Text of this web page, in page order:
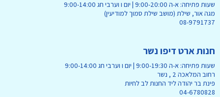
שעות פתיחה: א-ה 9:00-20:00 | יום ו וערבי חג 9:00-14:00
מגה אור, שילת (מושב שילת סמוך למודיעין)
08-9791737
חנות ארט דיפו נשר
שעות פתיחה: א-ה 9:00-19:30 | יום ו וערבי חג 9:00-14:00
רחוב המלאכה 2 , נשר
פינת בר יהודה ליד החנות לב לחיות
04-6780828